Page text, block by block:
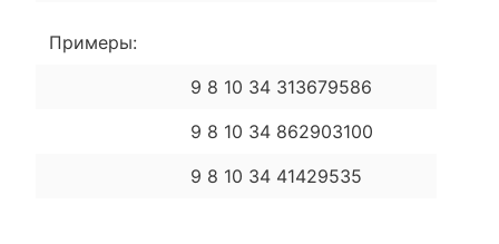
Примеры:
9 8 10 34 313679586
9 8 10 34 862903100
9 8 10 34 41429535